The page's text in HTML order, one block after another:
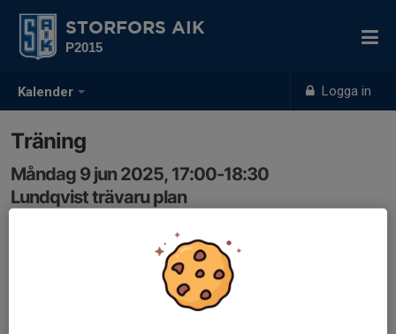
Kalender Logga in
STORFORS AIK
P2015
Träning
Måndag 9 jun 2025, 17:00-18:30
Lundqvist trävaru plan